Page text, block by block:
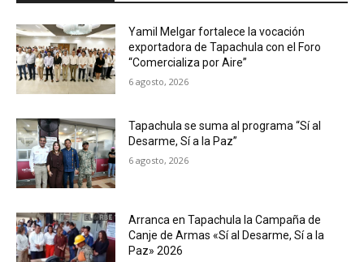
Yamil Melgar fortalece la vocación
exportadora de Tapachula con el Foro
“Comercializa por Aire”
6 agosto, 2026
Tapachula se suma al programa “Sí al
Desarme, Sí a la Paz”
6 agosto, 2026
Arranca en Tapachula la Campaña de
Canje de Armas «Sí al Desarme, Sí a la
Paz» 2026